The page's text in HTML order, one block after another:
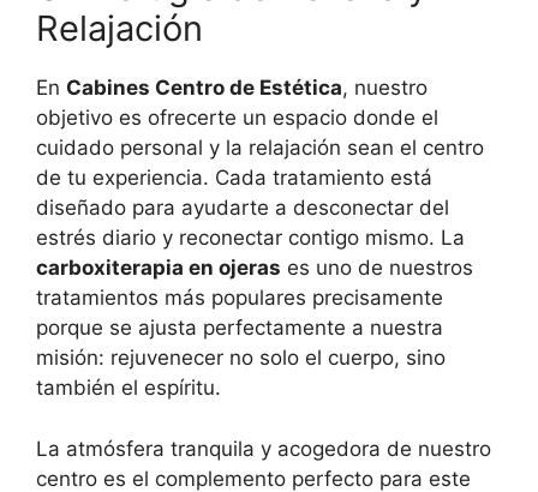
Relajación
En Cabines Centro de Estética, nuestro
objetivo es ofrecerte un espacio donde el
cuidado personal y la relajación sean el centro
de tu experiencia. Cada tratamiento está
diseñado para ayudarte a desconectar del
estrés diario y reconectar contigo mismo. La
carboxiterapia en ojeras es uno de nuestros
tratamientos más populares precisamente
porque se ajusta perfectamente a nuestra
misión: rejuvenecer no solo el cuerpo, sino
también el espíritu.
La atmósfera tranquila y acogedora de nuestro
centro es el complemento perfecto para este